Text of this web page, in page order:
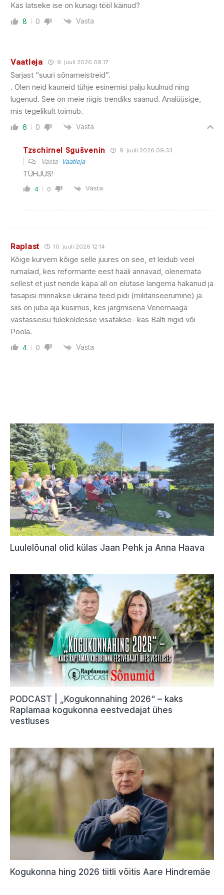
Kas latseke ise on kunagi tööl käinud?
8 0 Vasta
Vaatleja 9. juuli 2026 09:17
Sarjast “suuri sõnameistreid”.
. Olen neid kauneid tühje esinemisi palju kuulnud ning
lugenud. See on meie riigis trendiks saanud. Analüüsige,
mis tegelikult toimub.
6 0 Vasta
Tzschirnel Sgušvenin 9. juuli 2026 09:33
Vasta Vaatleja
TÜHJUS!
4 0 Vasta
Raplast 10. juuli 2026 12:14
Kõige kurvem kõige selle juures on see, et leidub veel
rumalaid, kes reformarite eest hääli annavad, olenemata
sellest et just nende käpa all on elutase langema hakanud ja
tasapisi minnakse ukraina teed pidi (militariseerumine) ja
siis on juba aja küsimus, kes järgmisena Venemaaga
vastasseisu tulekoldesse visatakse- kas Balti riigid või
Poola.
4 0 Vasta
Luulelõunal olid külas Jaan Pehk ja Anna Haava
PODCAST | „Kogukonnahing 2026“ – kaks
Raplamaa kogukonna eestvedajat ühes
vestluses
Kogukonna hing 2026 tiitli võitis Aare Hindremäe